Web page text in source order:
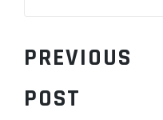
PREVIOUS
POST